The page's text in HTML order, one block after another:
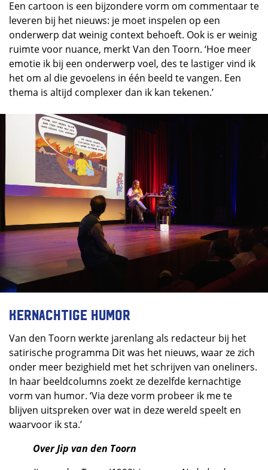
Een cartoon is een bijzondere vorm om commentaar te
leveren bij het nieuws: je moet inspelen op een
onderwerp dat weinig context behoeft. Ook is er weinig
ruimte voor nuance, merkt Van den Toorn. ‘Hoe meer
emotie ik bij een onderwerp voel, des te lastiger vind ik
het om al die gevoelens in één beeld te vangen. Een
thema is altijd complexer dan ik kan tekenen.’
Kernachtige humor
Van den Toorn werkte jarenlang als redacteur bij het
satirische programma Dit was het nieuws, waar ze zich
onder meer bezighield met het schrijven van oneliners.
In haar beeldcolumns zoekt ze dezelfde kernachtige
vorm van humor. ‘Via deze vorm probeer ik me te
blijven uitspreken over wat in deze wereld speelt en
waarvoor ik sta.’
Over Jip van den Toorn